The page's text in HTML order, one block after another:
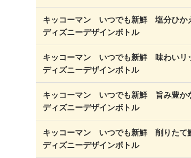
キッコーマン いつでも新鮮 塩分ひか
ディズニーデザインボトル
キッコーマン いつでも新鮮 味わいリ
ディズニーデザインボトル
キッコーマン いつでも新鮮 旨み豊か
ディズニーデザインボトル
キッコーマン いつでも新鮮 削りたて
ディズニーデザインボトル